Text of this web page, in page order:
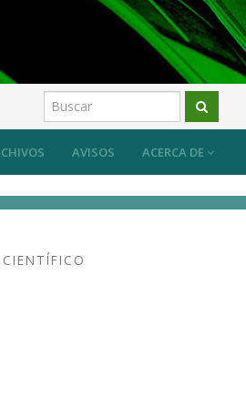
AVISOS ACERCA DE